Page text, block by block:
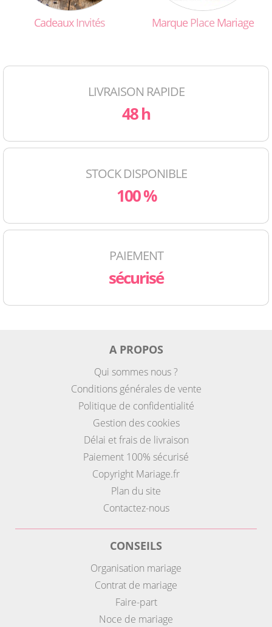
CadeauxInvités Marque PlaceMariage
LIVRAISON RAPIDE
48 h
STOCK DISPONIBLE
100 %
PAIEMENT
sécurisé
A PROPOS
Qui sommes nous ?
Conditions générales de vente
Politique de confidentialité
Gestion des cookies
Délai et frais de livraison
Paiement 100% sécurisé
Copyright Mariage.fr
Plan du site
Contactez-nous
CONSEILS
Organisation mariage
Contrat de mariage
Faire-part
Noce de mariage